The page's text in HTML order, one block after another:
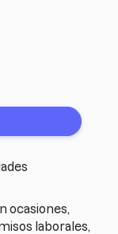
ocasiones,
laborales,